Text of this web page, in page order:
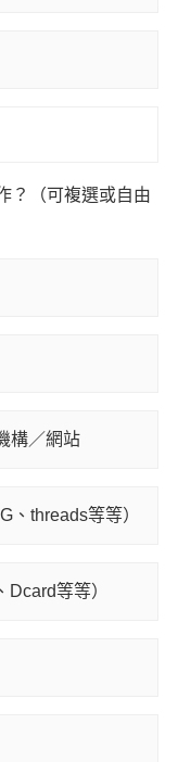
？（可複選或自由
構／網站
、threads等等）
等等）